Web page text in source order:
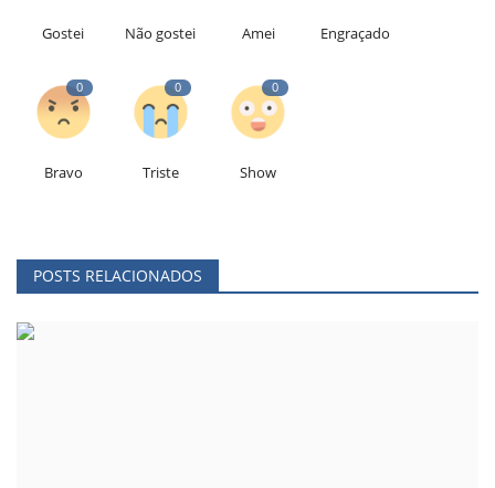
Gostei Não gostei Amei Engraçado
0
Bravo
0
Triste
0
Show
POSTS RELACIONADOS